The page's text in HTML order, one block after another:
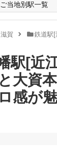
ご当地別駅一覧
滋賀 鉄道駅[
駅[近
大資
感が